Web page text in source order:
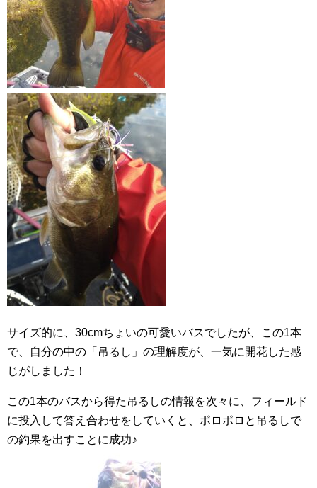
サイズ的に、30cmちょいの可愛いバスでしたが、この1本
で、自分の中の「吊るし」の理解度が、一気に開花した感
じがしました！
この1本のバスから得た吊るしの情報を次々に、フィールド
に投入して答え合わせをしていくと、ポロポロと吊るしで
の釣果を出すことに成功♪